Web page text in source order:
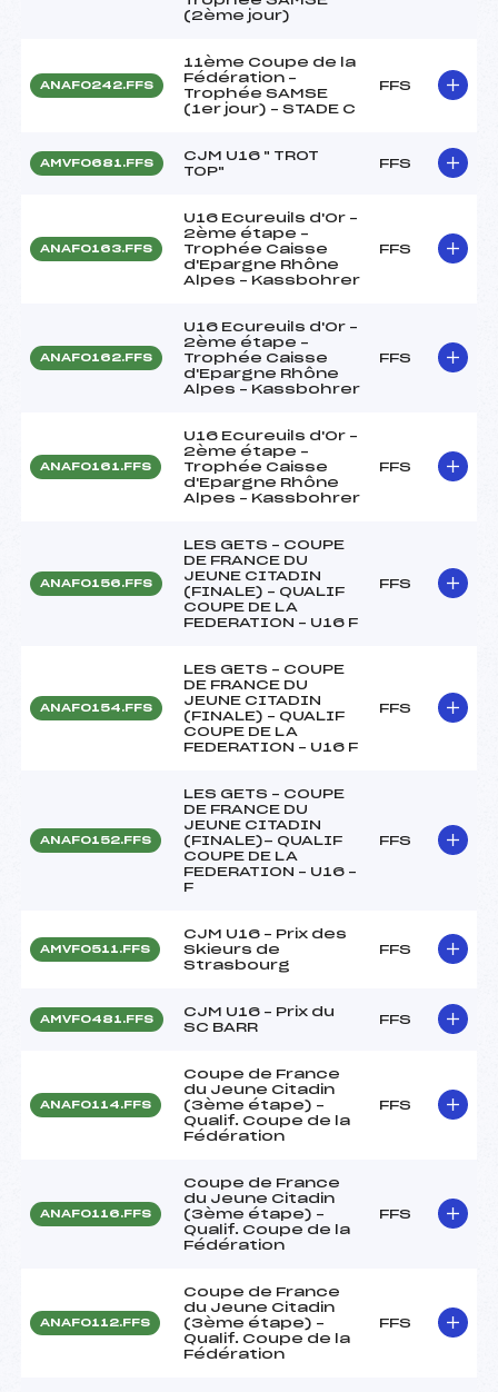
(2ème jour)
ANAF0242.FFS
11ème Coupe de la
Fédération –
Trophée SAMSE
(1er jour) – STADE C
FFS
AMVF0681.FFS
CJM U16 " TROT
TOP"
FFS
ANAF0163.FFS
U16 Ecureuils d'Or –
2ème étape –
Trophée Caisse
d'Epargne Rhône
Alpes – Kassbohrer
FFS
ANAF0162.FFS
U16 Ecureuils d'Or –
2ème étape –
Trophée Caisse
d'Epargne Rhône
Alpes – Kassbohrer
FFS
ANAF0161.FFS
U16 Ecureuils d'Or –
2ème étape –
Trophée Caisse
d'Epargne Rhône
Alpes – Kassbohrer
FFS
ANAF0156.FFS
LES GETS – COUPE
DE FRANCE DU
JEUNE CITADIN
(FINALE) – QUALIF
COUPE DE LA
FEDERATION – U16 F
FFS
ANAF0154.FFS
LES GETS – COUPE
DE FRANCE DU
JEUNE CITADIN
(FINALE) – QUALIF
COUPE DE LA
FEDERATION – U16 F
FFS
ANAF0152.FFS
LES GETS – COUPE
DE FRANCE DU
JEUNE CITADIN
(FINALE)- QUALIF
COUPE DE LA
FEDERATION – U16 –
F
FFS
AMVF0511.FFS
CJM U16 – Prix des
Skieurs de
Strasbourg
FFS
AMVF0481.FFS
CJM U16 – Prix du
SC BARR
FFS
ANAF0114.FFS
Coupe de France
du Jeune Citadin
(3ème étape) –
Qualif. Coupe de la
Fédération
FFS
ANAF0116.FFS
Coupe de France
du Jeune Citadin
(3ème étape) –
Qualif. Coupe de la
Fédération
FFS
ANAF0112.FFS
Coupe de France
du Jeune Citadin
(3ème étape) –
Qualif. Coupe de la
Fédération
FFS